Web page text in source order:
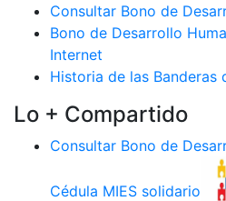
Consultar Bono de
Bono de Desarrollo
Internet
Historia de las Banderas
Lo + Compartido
Consultar Bono de
Cédula MIES solidario